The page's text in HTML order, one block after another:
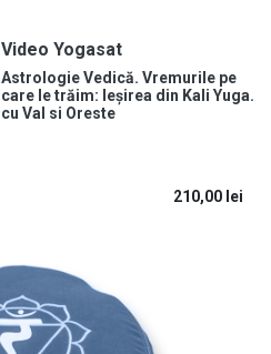
Video Yogasat
Astrologie Vedică. Vremurile pe
care le trăim: Ieșirea din Kali Yuga.
cu Val si Oreste
210,00 lei